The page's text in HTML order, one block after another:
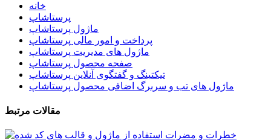
خانه
پرستاشاپ
ماژول پرستاشاپ
پرداخت و امور مالی پرستاشاپ
ماژول های مدیریت پرستاشاپ
صفحه محصول پرستاشاپ
تیکتینگ و گفتگوی آنلاین پرستاشاپ
ماژول های تب و سربرگ اضافی محصول پرستاشاپ
مقالات مرتبط